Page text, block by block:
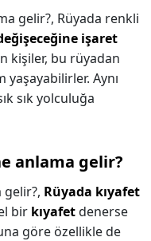
gelir?, Rüyada renkli
işaret
kişiler, bu rüyadan
Aynı
sık yolculuğa
anlama gelir?
gelir?, Rüyada kıyafet
bir kıyafetdenerse
göre özellikle de